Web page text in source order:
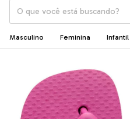
Masculino Feminina Infantil